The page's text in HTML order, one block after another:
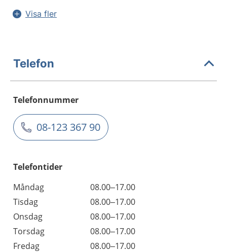
Visa fler
Telefon
Telefonnummer
08-123 367 90
Telefontider
Måndag
08.00–17.00
Tisdag
08.00–17.00
Onsdag
08.00–17.00
Torsdag
08.00–17.00
Fredag
08.00–17.00